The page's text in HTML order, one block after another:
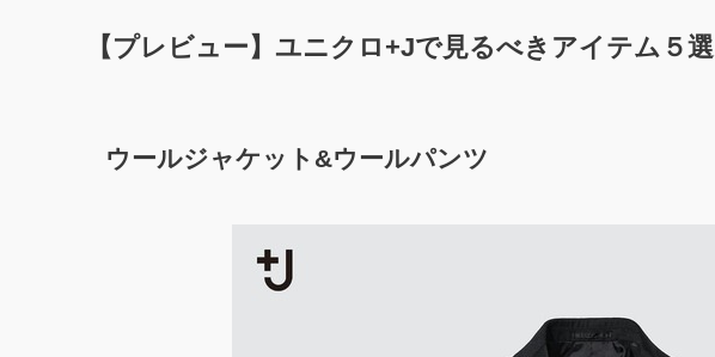
【プレビュー】ユニクロ+Jで見るべきアイテム５選
ウールジャケット&ウールパンツ